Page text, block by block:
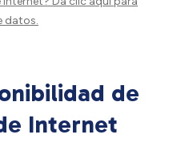
datos.
de
Internet